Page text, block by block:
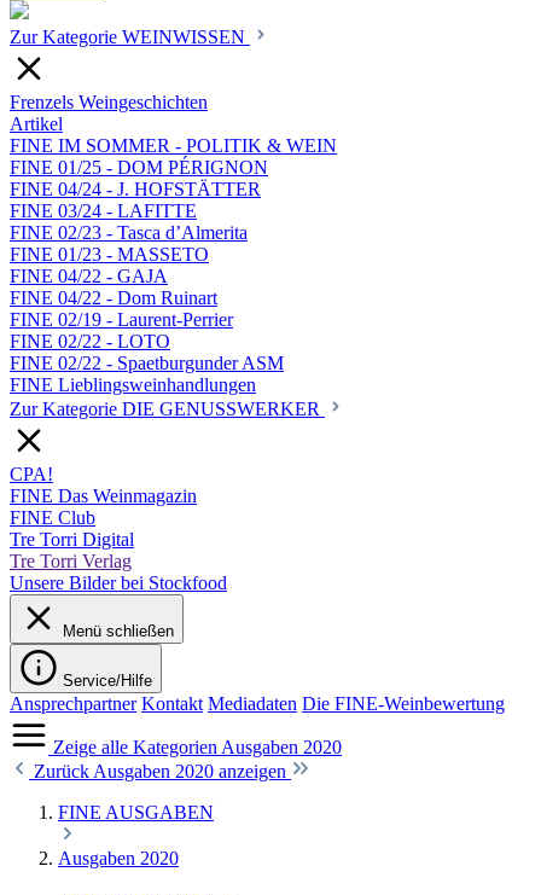
Zur Kategorie WEINWISSEN
Frenzels Weingeschichten
Artikel
FINE IM SOMMER - POLITIK & WEIN
FINE 01/25 - DOM PÉRIGNON
FINE 04/24 - J. HOFSTÄTTER
FINE 03/24 - LAFITTE
FINE 02/23 - Tasca d’Almerita
FINE 01/23 - MASSETO
FINE 04/22 - GAJA
FINE 04/22 - Dom Ruinart
FINE 02/19 - Laurent-Perrier
FINE 02/22 - LOTO
FINE 02/22 - Spaetburgunder ASM
FINE Lieblingsweinhandlungen
Zur Kategorie DIE GENUSSWERKER
CPA!
FINE Das Weinmagazin
FINE Club
Tre Torri Digital
Tre Torri Verlag
Unsere Bilder bei Stockfood
Menü schließen
Service/Hilfe
Ansprechpartner Kontakt Mediadaten Die FINE-Weinbewertung
Zeige alle Kategorien Ausgaben 2020
Zurück Ausgaben 2020 anzeigen
FINE AUSGABEN
Ausgaben 2020